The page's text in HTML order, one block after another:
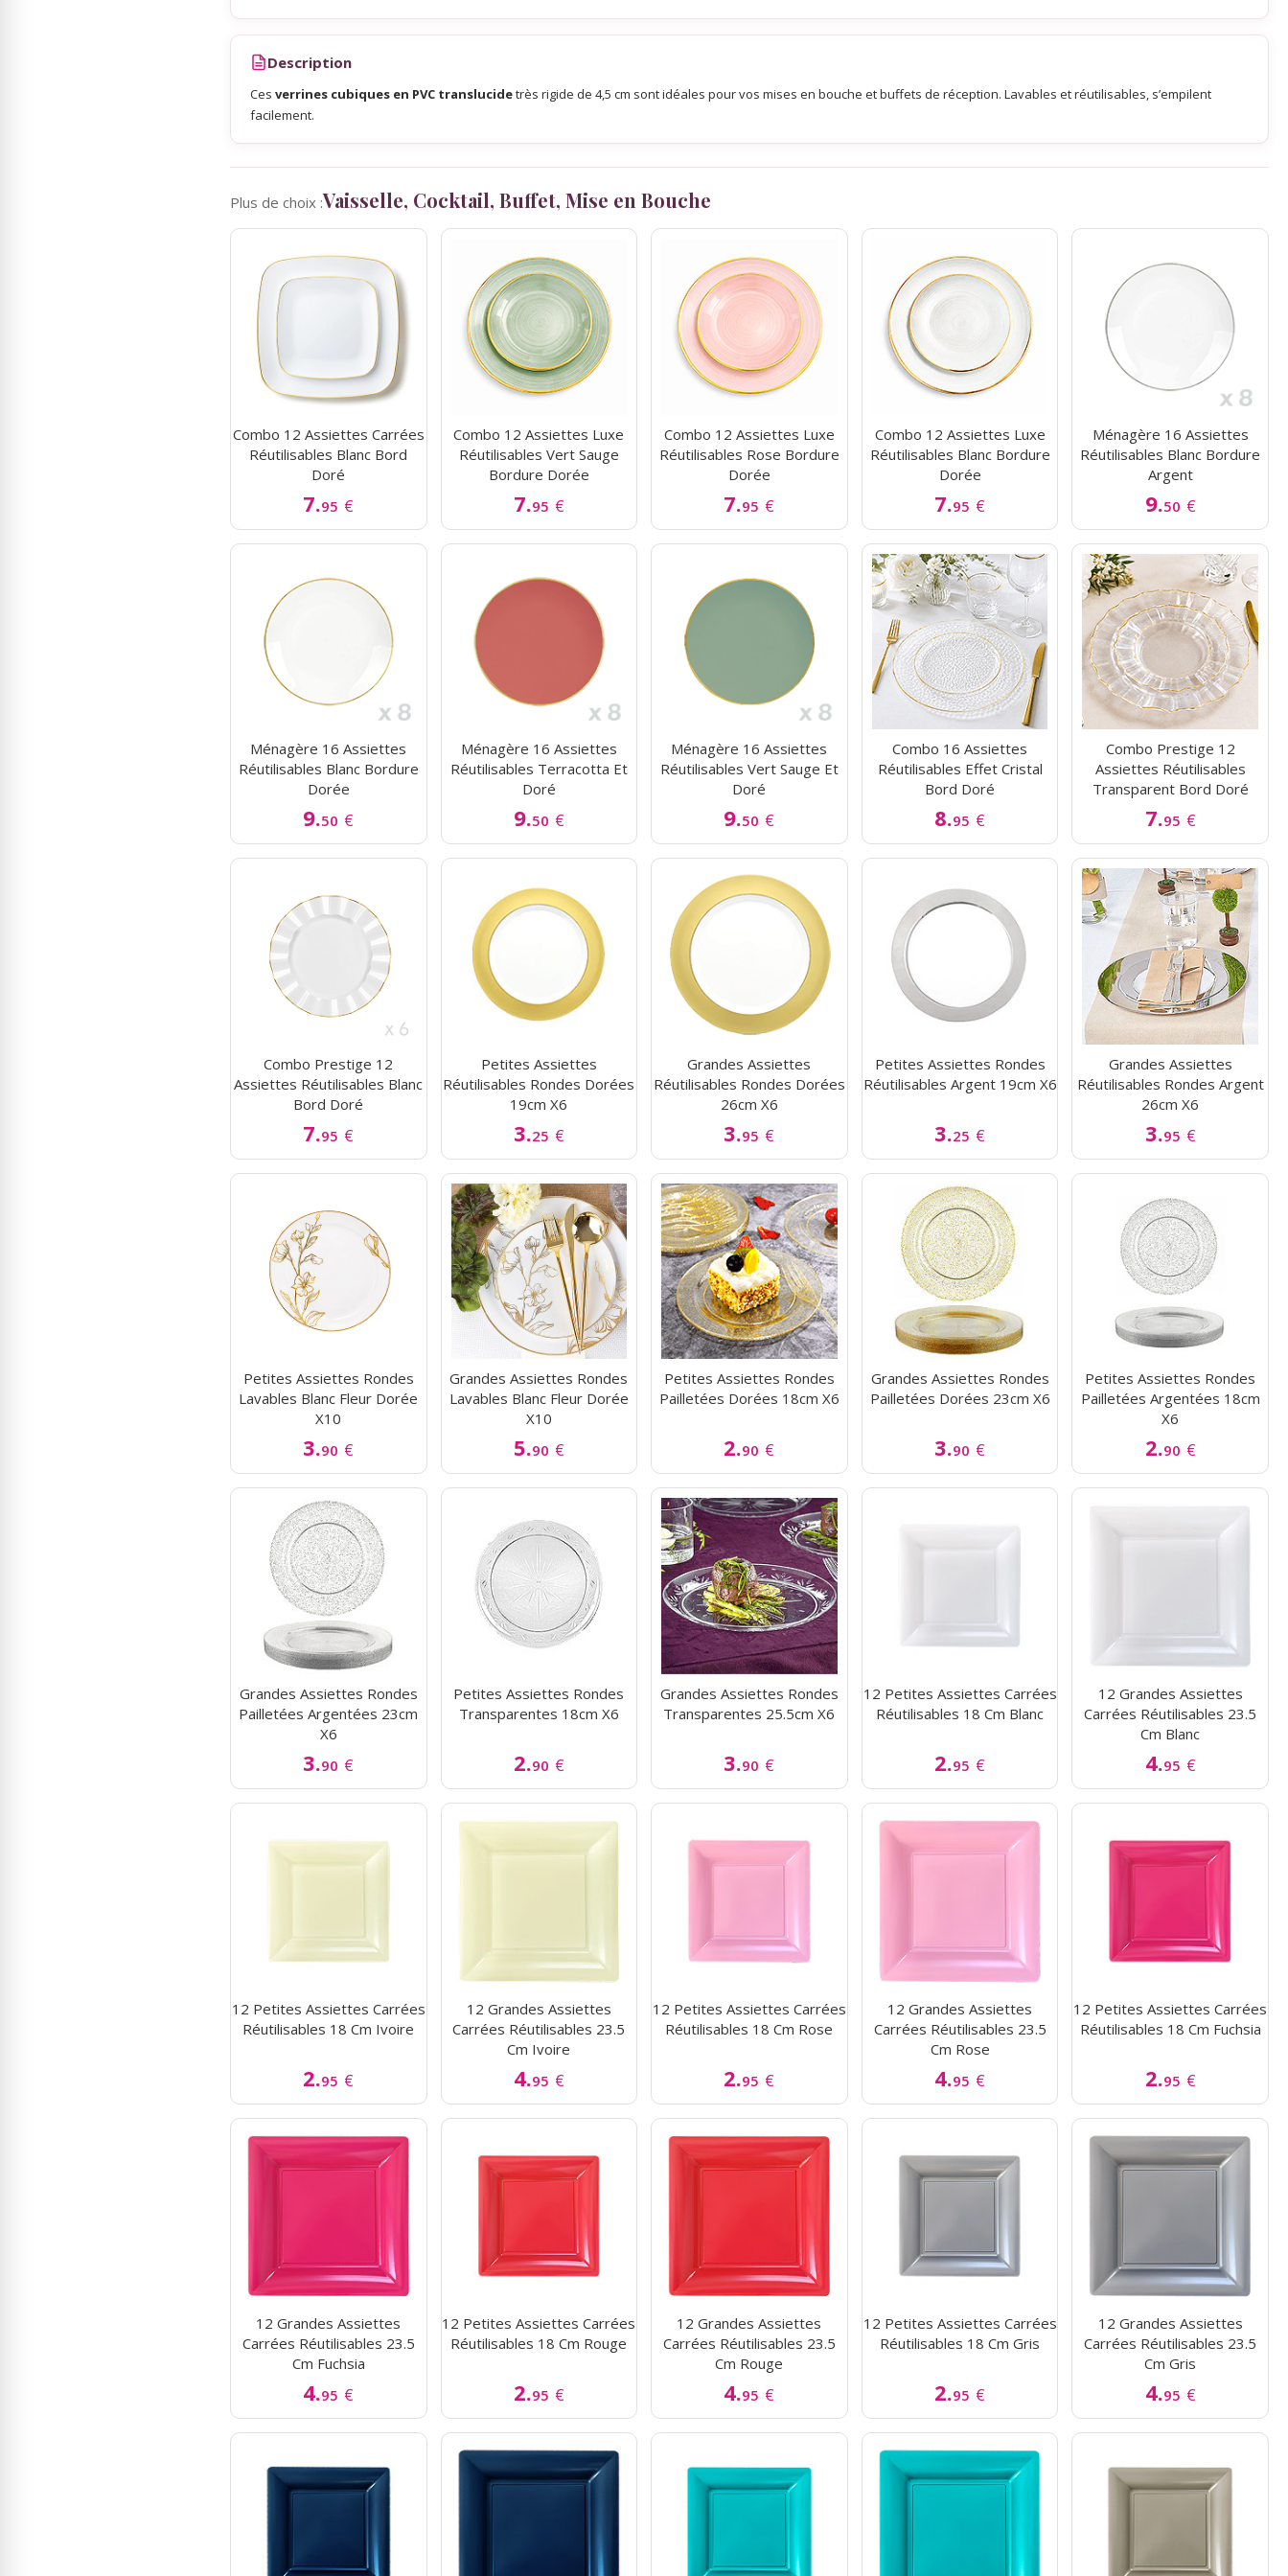
Description
Ces verrines cubiques en PVC translucidetrès rigide de 4,5 cm sont idéales pour vos mises en bouche et buffets de réception. Lavables et réutilisables, s’empilent
facilement.
Plus de choix :Vaisselle, Cocktail, Buffet, Mise en Bouche
Combo 12 Assiettes Carrées
Réutilisables Blanc Bord
Doré
7.95 €
Combo 12 Assiettes Luxe
Réutilisables Vert Sauge
Bordure Dorée
7.95 €
Combo 12 Assiettes Luxe
Réutilisables Rose Bordure
Dorée
7.95 €
Combo 12 Assiettes Luxe
Réutilisables Blanc Bordure
Dorée
7.95 €
Ménagère 16 Assiettes
Réutilisables Blanc Bordure
Argent
9.50 €
Ménagère 16 Assiettes
Réutilisables Blanc Bordure
Dorée
9.50 €
Ménagère 16 Assiettes
Réutilisables Terracotta Et
Doré
9.50 €
Ménagère 16 Assiettes
Réutilisables Vert Sauge Et
Doré
9.50 €
Combo 16 Assiettes
Réutilisables Effet Cristal
Bord Doré
8.95 €
Combo Prestige 12
Assiettes Réutilisables
Transparent Bord Doré
7.95 €
Combo Prestige 12
Assiettes Réutilisables Blanc
Bord Doré
7.95 €
Petites Assiettes
Réutilisables Rondes Dorées
19cm X6
3.25 €
Grandes Assiettes
Réutilisables Rondes Dorées
26cm X6
3.95 €
Petites Assiettes Rondes
Réutilisables Argent 19cm X6
3.25 €
Grandes Assiettes
Réutilisables Rondes Argent
26cm X6
3.95 €
Petites Assiettes Rondes
Lavables Blanc Fleur Dorée
X10
3.90 €
Grandes Assiettes Rondes
Lavables Blanc Fleur Dorée
X10
5.90 €
Petites Assiettes Rondes
Pailletées Dorées 18cm X6
2.90 €
Grandes Assiettes Rondes
Pailletées Dorées 23cm X6
3.90 €
Petites Assiettes Rondes
Pailletées Argentées 18cm
X6
2.90 €
Grandes Assiettes Rondes
Pailletées Argentées 23cm
X6
3.90 €
Petites Assiettes Rondes
Transparentes 18cm X6
2.90 €
Grandes Assiettes Rondes
Transparentes 25.5cm X6
3.90 €
12 Petites Assiettes Carrées
Réutilisables 18 Cm Blanc
2.95 €
12 Grandes Assiettes
Carrées Réutilisables 23.5
Cm Blanc
4.95 €
12 Petites Assiettes Carrées
Réutilisables 18 Cm Ivoire
2.95 €
12 Grandes Assiettes
Carrées Réutilisables 23.5
Cm Ivoire
4.95 €
12 Petites Assiettes Carrées
Réutilisables 18 Cm Rose
2.95 €
12 Grandes Assiettes
Carrées Réutilisables 23.5
Cm Rose
4.95 €
12 Petites Assiettes Carrées
Réutilisables 18 Cm Fuchsia
2.95 €
12 Grandes Assiettes
Carrées Réutilisables 23.5
Cm Fuchsia
4.95 €
12 Petites Assiettes Carrées
Réutilisables 18 Cm Rouge
2.95 €
12 Grandes Assiettes
Carrées Réutilisables 23.5
Cm Rouge
4.95 €
12 Petites Assiettes Carrées
Réutilisables 18 Cm Gris
2.95 €
12 Grandes Assiettes
Carrées Réutilisables 23.5
Cm Gris
4.95 €